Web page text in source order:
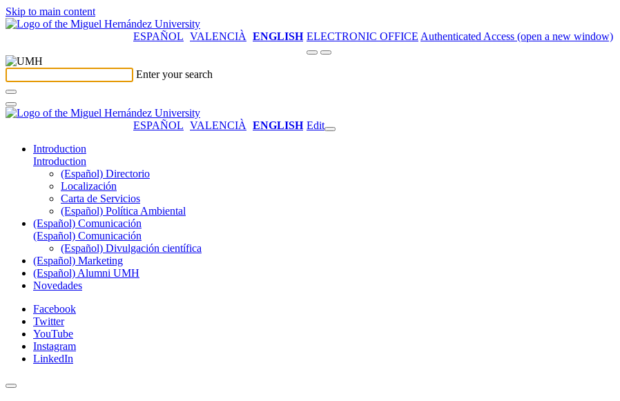
Skip to main content
ESPAÑOL VALENCIÀ ENGLISH ELECTRONIC OFFICE Authenticated Access (open a new window)
Enter your search
ESPAÑOL VALENCIÀ ENGLISH Edit
Introduction
Introduction
(Español) Directorio
Localización
Carta de Servicios
(Español) Política Ambiental
(Español) Comunicación
(Español) Comunicación
(Español) Divulgación científica
(Español) Marketing
(Español) Alumni UMH
Novedades
Facebook
Twitter
YouTube
Instagram
LinkedIn